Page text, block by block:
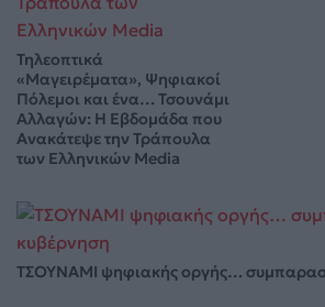
Τηλεοπτικά
«Μαγειρέματα», Ψηφιακοί
Πόλεμοι και ένα… Τσουνάμι
Αλλαγών: Η Εβδομάδα που
Ανακάτεψε την Τράπουλα
των Ελληνικών Media
ΤΣΟΥΝΑΜΙ ψηφιακής οργής…